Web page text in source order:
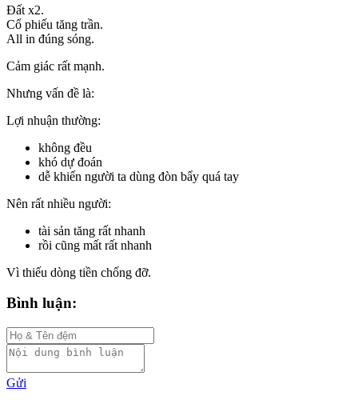
Đất x2.
Cổ phiếu tăng trần.
All in đúng sóng.
Cảm giác rất mạnh.
Nhưng vấn đề là:
Lợi nhuận thường:
không đều
khó dự đoán
dễ khiến người ta dùng đòn bẩy quá tay
Nên rất nhiều người:
tài sản tăng rất nhanh
rồi cũng mất rất nhanh
Vì thiếu dòng tiền chống đỡ.
Bình luận:
Gửi